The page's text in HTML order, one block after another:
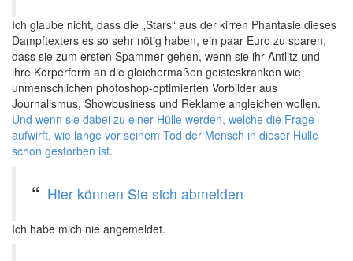
Ich glaube nicht, dass die „Stars“ aus der kirren Phantasie dieses
Dampftexters es so sehr nötig haben, ein paar Euro zu sparen,
dass sie zum ersten Spammer gehen, wenn sie ihr Antlitz und
ihre Körperform an die gleichermaßen geisteskranken wie
unmenschlichen photoshop-optimierten Vorbilder aus
Journalismus, Showbusiness und Reklame angleichen wollen.
Und wenn sie dabei zu einer Hülle werden, welche die Frage
aufwirft, wie lange vor seinem Tod der Mensch in dieser Hülle
schon gestorben ist.
Hier können Sie sich abmelden
Ich habe mich nie angemeldet.